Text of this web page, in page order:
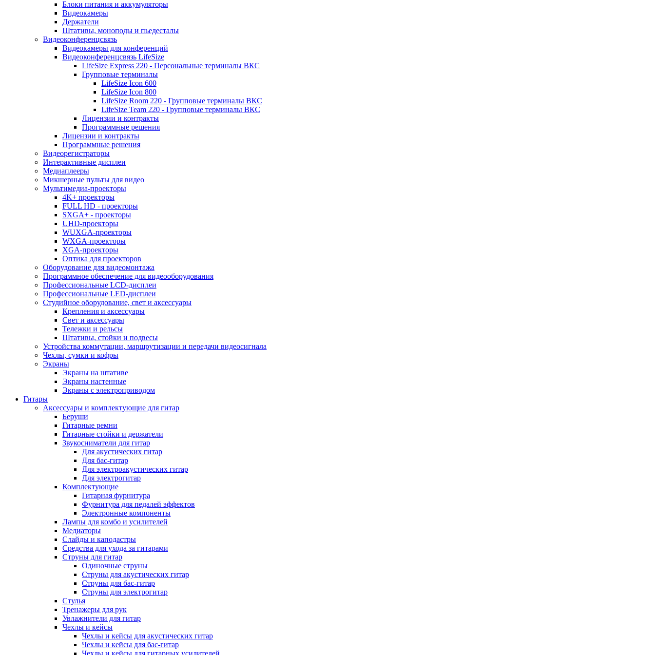
Блоки питания и аккумуляторы
Видеокамеры
Держатели
Штативы, моноподы и пьедесталы
Видеоконференцсвязь
Видеокамеры для конференций
Видеоконференцсвязь LifeSize
LifeSize Express 220 - Персональные терминалы ВКС
Групповые терминалы
LifeSize Icon 600
LifeSize Icon 800
LifeSize Room 220 - Групповые терминалы ВКС
LifeSize Team 220 - Групповые терминалы ВКС
Лицензии и контракты
Программные решения
Лицензии и контракты
Программные решения
Видеорегистраторы
Интерактивные дисплеи
Медиаплееры
Микшерные пульты для видео
Мультимедиа-проекторы
4K+ проекторы
FULL HD - проекторы
SXGA+ - проекторы
UHD-проекторы
WUXGA-проекторы
WXGA-проекторы
XGA-проекторы
Оптика для проекторов
Оборудование для видеомонтажа
Программное обеспечение для видеооборудования
Профессиональные LCD-дисплеи
Профессиональные LED-дисплеи
Студийное оборудование, свет и аксессуары
Крепления и аксессуары
Свет и аксессуары
Тележки и рельсы
Штативы, стойки и подвесы
Устройства коммутации, маршрутизации и передачи видеосигнала
Чехлы, сумки и кофры
Экраны
Экраны на штативе
Экраны настенные
Экраны с электроприводом
Гитары
Аксессуары и комплектующие для гитар
Беруши
Гитарные ремни
Гитарные стойки и держатели
Звукосниматели для гитар
Для акустических гитар
Для бас-гитар
Для электроакустических гитар
Для электрогитар
Комплектующие
Гитарная фурнитура
Фурнитура для педалей эффектов
Электронные компоненты
Лампы для комбо и усилителей
Медиаторы
Слайды и каподастры
Средства для ухода за гитарами
Струны для гитар
Одиночные струны
Струны для акустических гитар
Струны для бас-гитар
Струны для электрогитар
Стулья
Тренажеры для рук
Увлажнители для гитар
Чехлы и кейсы
Чехлы и кейсы для акустических гитар
Чехлы и кейсы для бас-гитар
Чехлы и кейсы для гитарных усилителей